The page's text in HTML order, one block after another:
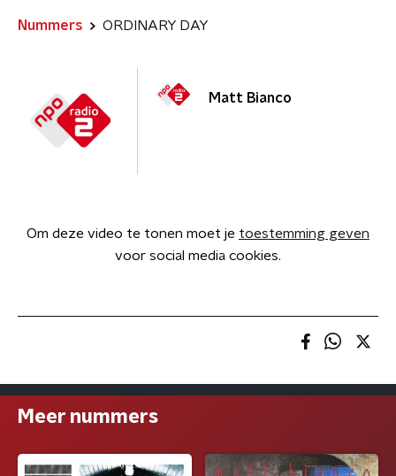
Nummers ORDINARY DAY
Matt Bianco
Om deze video te tonen moet je toestemming geven
voor social media cookies.
Meer nummers